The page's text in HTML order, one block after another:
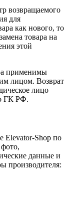
возвращаемого
для
как нового, то
товара на
этой
применимы
лицом. Возврат
лицо
ГК РФ.
Elevator-Shop по
данные и
производителя: